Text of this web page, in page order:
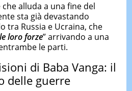
alluda a una fine del
sta già devastando
tra Russia e Ucraina, che
loro forze” arrivando a una
le parti.
di Baba Vanga: il
delle guerre